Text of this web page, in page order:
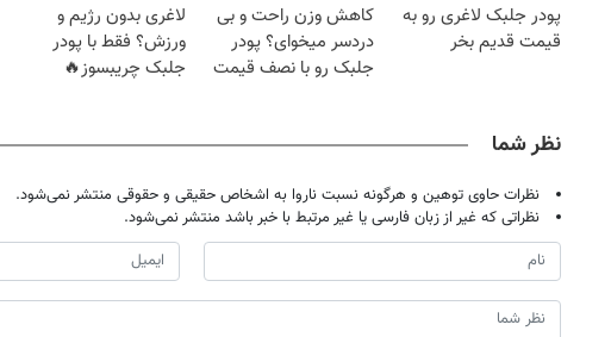
پودر جلبک لاغری رو به
قیمت قدیم بخر
کاهش وزن راحت و بی
دردسر میخوای؟ پودر
جلبک رو با نصف قیمت
لاغری بدون رژیم و
ورزش؟ فقط با پودر
جلبک چریبسوز🔥
نظر شما
نظرات حاوی توهین و هرگونه نسبت ناروا به اشخاص حقیقی و حقوقی منتشر نمی‌شود.
نظراتی که غیر از زبان فارسی یا غیر مرتبط با خبر باشد منتشر نمی‌شود.